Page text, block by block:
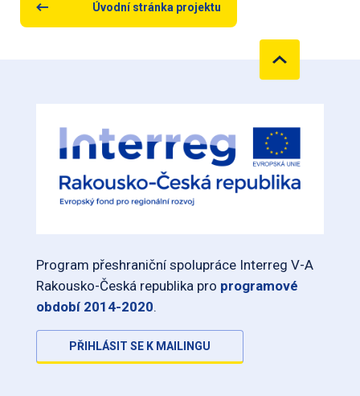
Úvodní stránka projektu
Program přeshraniční spolupráce Interreg V-A
Rakousko-Česká republika pro programové
období 2014-2020.
PŘIHLÁSIT SE K MAILINGU